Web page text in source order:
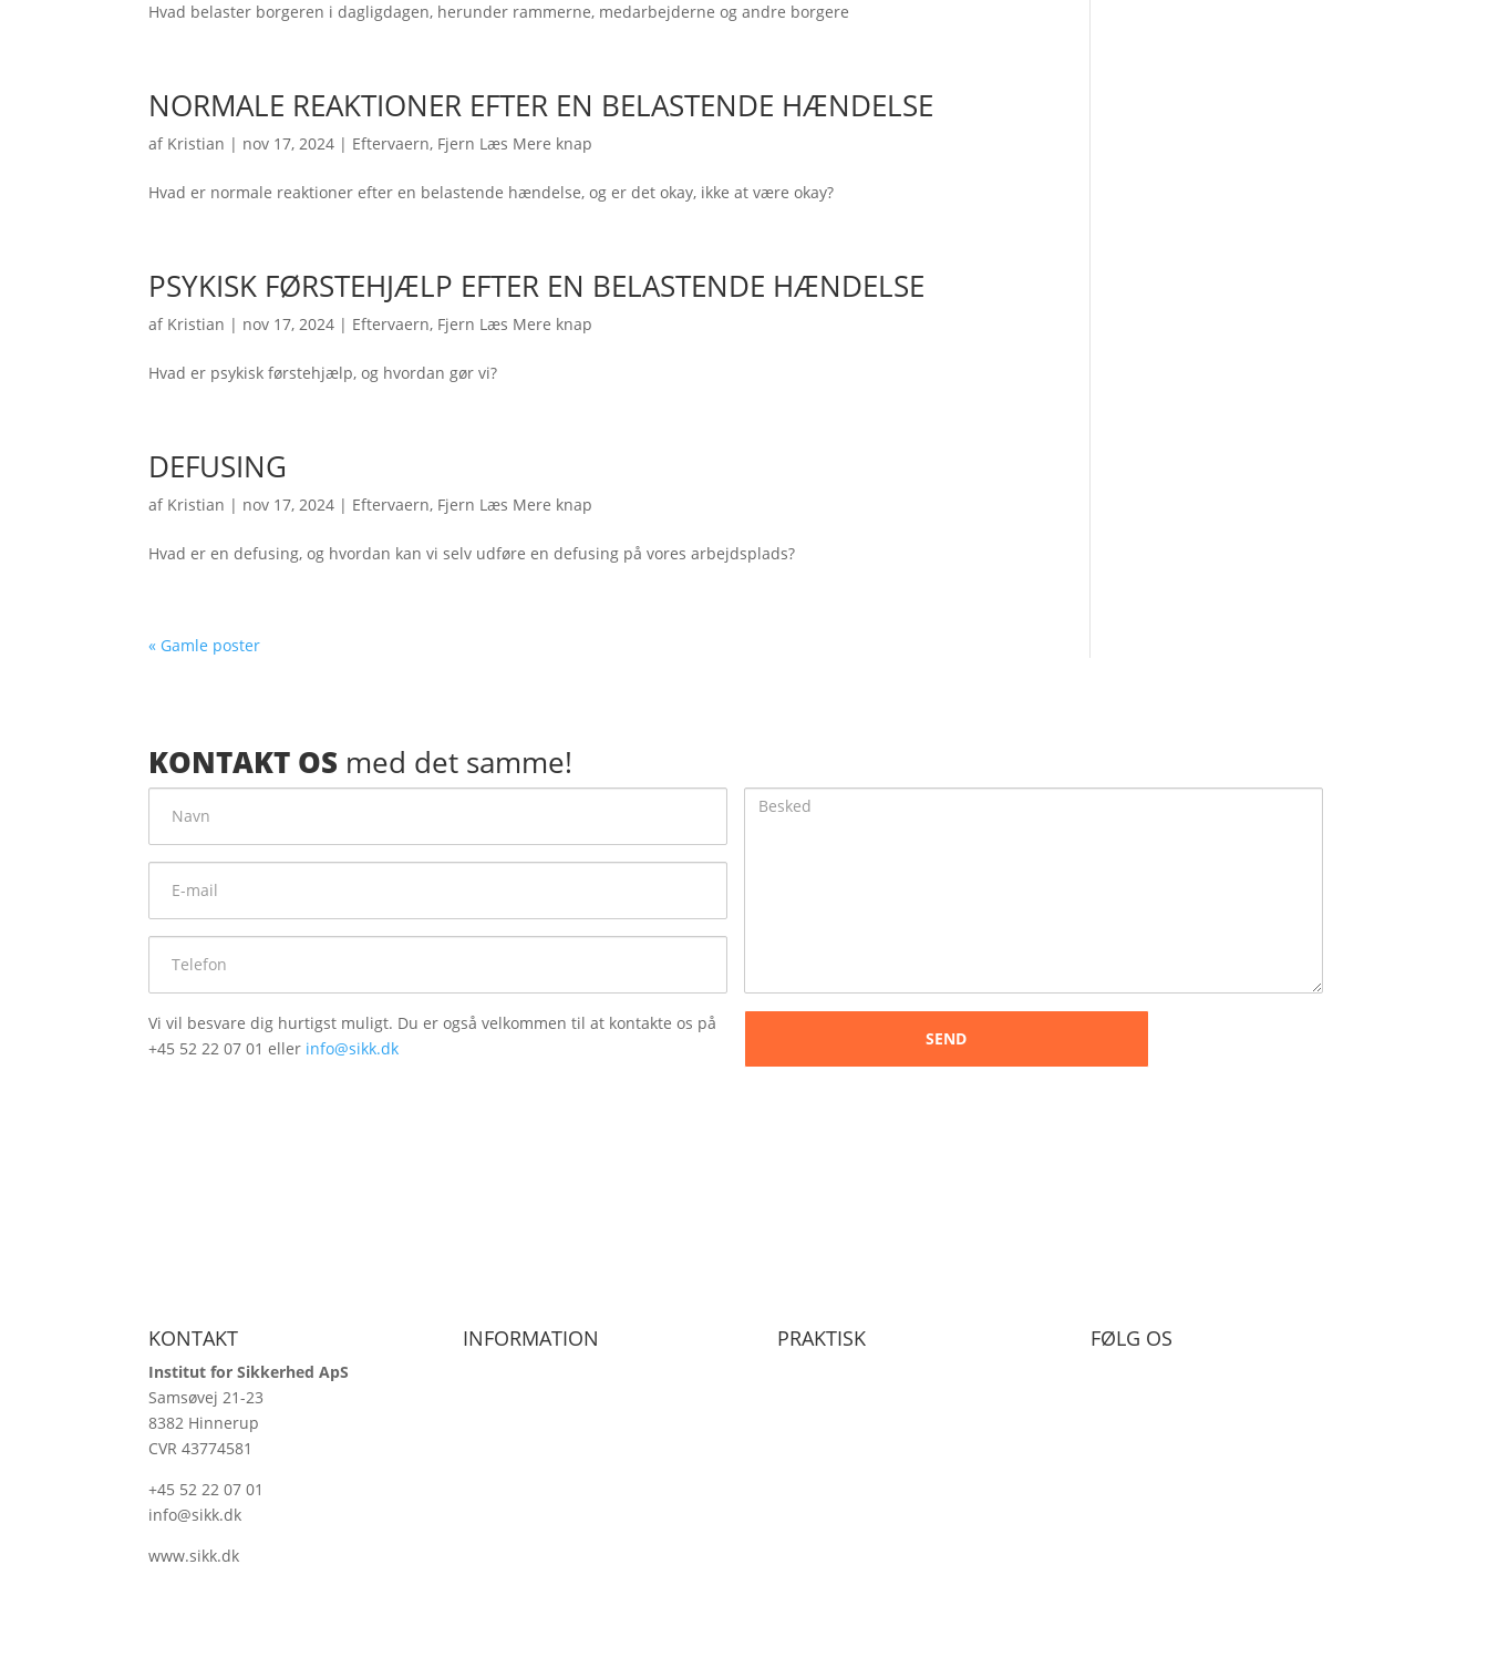
Hvad belaster borgeren i dagligdagen, herunder rammerne, medarbejderne og andre borgere
NORMALE REAKTIONER EFTER EN BELASTENDE HÆNDELSE
af Kristian | nov 17, 2024 | Eftervaern, Fjern Læs Mere knap
Hvad er normale reaktioner efter en belastende hændelse, og er det okay, ikke at være okay?
PSYKISK FØRSTEHJÆLP EFTER EN BELASTENDE HÆNDELSE
af Kristian | nov 17, 2024 | Eftervaern, Fjern Læs Mere knap
Hvad er psykisk førstehjælp, og hvordan gør vi?
DEFUSING
af Kristian | nov 17, 2024 | Eftervaern, Fjern Læs Mere knap
Hvad er en defusing, og hvordan kan vi selv udføre en defusing på vores arbejdsplads?
« Gamle poster
KONTAKT OS med det samme!
mail
Besked
Vi vil besvare dig hurtigst muligt. Du er også velkommen til at kontakte os på
+45 52 22 07 01 eller info@sikk.dk
KONTAKT
Institut for Sikkerhed ApS
Samsøvej 21-23
8382 Hinnerup
CVR 43774581
+45 52 22 07 01
info@sikk.dk
www.sikk.dk
INFORMATION PRAKTISK FØLG OS